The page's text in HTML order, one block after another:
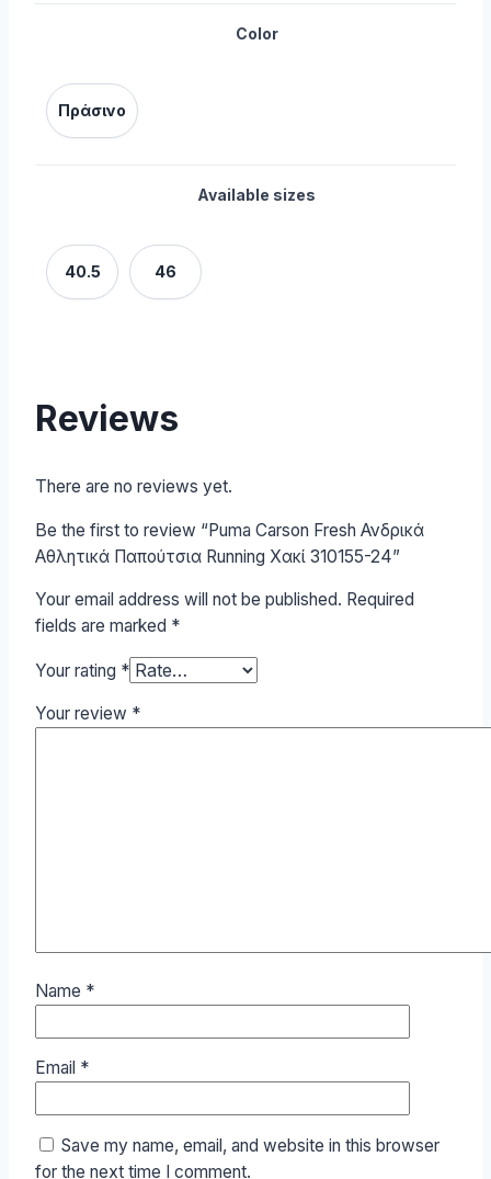
Color
Πράσινο
Available sizes
40.5 46
Reviews
There are no reviews yet.
Be the first to review “Puma Carson Fresh Ανδρικά
Αθλητικά Παπούτσια Running Χακί 310155-24”
Your email address will not be published. Required
fields are marked *
Your rating *
Your review *
Name *
Email *
Save my name, email, and website in this browser
for the next time I comment.